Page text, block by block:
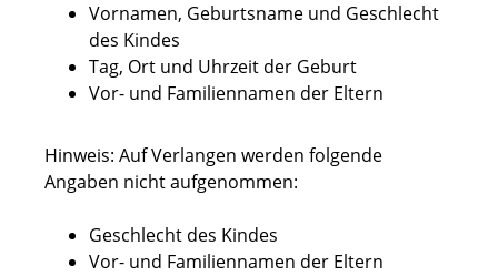
Vornamen, Geburtsname und Geschlecht
des Kindes
Tag, Ort und Uhrzeit der Geburt
Vor- und Familiennamen der Eltern
Hinweis: Auf Verlangen werden folgende
Angaben nicht aufgenommen:
Geschlecht des Kindes
Vor- und Familiennamen der Eltern